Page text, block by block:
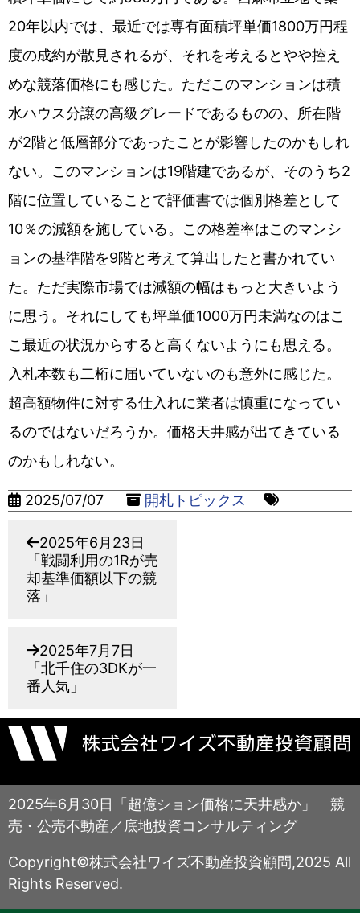
20年以内では、最近では専有面積坪単価1800万円程
度の成約が散見されるが、それを考えるとやや控え
めな競落価格にも感じた。ただこのマンションは積
水ハウス分譲の高級グレードであるものの、所在階
が2階と低層部分であったことが影響したのかもしれ
ない。このマンションは19階建であるが、そのうち2
階に位置していることで評価書では個別格差として
10％の減額を施している。この格差率はこのマンシ
ョンの基準階を9階と考えて算出したと書かれてい
た。ただ実際市場では減額の幅はもっと大きいよう
に思う。それにしても坪単価1000万円未満なのはこ
こ最近の状況からすると高くないようにも思える。
入札本数も二桁に届いていないのも意外に感じた。
超高額物件に対する仕入れに業者は慎重になってい
るのではないだろうか。価格天井感が出てきている
のかもしれない。
2025/07/07 開札トピックス
2025年6月23日
「戦闘利用の1Rが売
却基準価額以下の競
落」
2025年7月7日
「北千住の3DKが一
番人気」
2025年6月30日「超億ション価格に天井感か」 競
売・公売不動産／底地投資コンサルティング
Copyright©株式会社ワイズ不動産投資顧問,2025 All
Rights Reserved.